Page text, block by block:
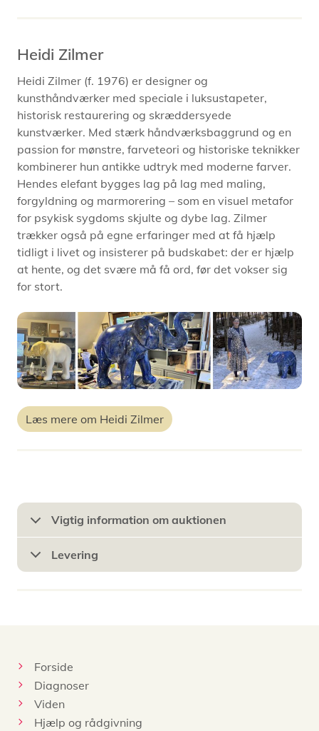
Heidi Zilmer
Heidi Zilmer (f. 1976) er designer og
kunsthåndværker med speciale i luksustapeter,
historisk restaurering og skræddersyede
kunstværker. Med stærk håndværksbaggrund og en
passion for mønstre, farveteori og historiske teknikker
kombinerer hun antikke udtryk med moderne farver.
Hendes elefant bygges lag på lag med maling,
forgyldning og marmorering – som en visuel metafor
for psykisk sygdoms skjulte og dybe lag. Zilmer
trækker også på egne erfaringer med at få hjælp
tidligt i livet og insisterer på budskabet: der er hjælp
at hente, og det svære må få ord, før det vokser sig
for stort.
Læs mere om Heidi Zilmer
Vigtig information om auktionen
Levering
Forside
Diagnoser
Viden
Hjælp og rådgivning